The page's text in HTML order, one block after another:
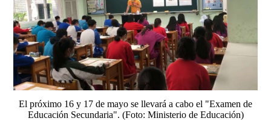
El próximo 16 y 17 de mayo se llevará a cabo el "Examen de
Educación Secundaria". (Foto: Ministerio de Educación)